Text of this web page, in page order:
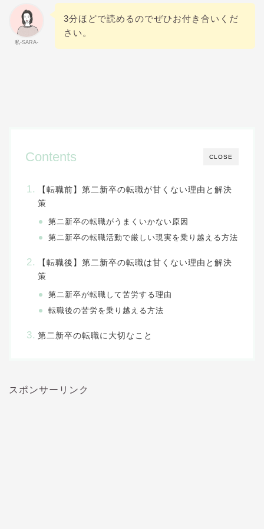
私-SARA-
3分ほどで読めるのでぜひお付き合いくだ
さい。
CLOSE
Contents
【転職前】第二新卒の転職が甘くない理由と解決
策
第二新卒の転職がうまくいかない原因
第二新卒の転職活動で厳しい現実を乗り越える方法
【転職後】第二新卒の転職は甘くない理由と解決
策
第二新卒が転職して苦労する理由
転職後の苦労を乗り越える方法
第二新卒の転職に大切なこと
スポンサーリンク